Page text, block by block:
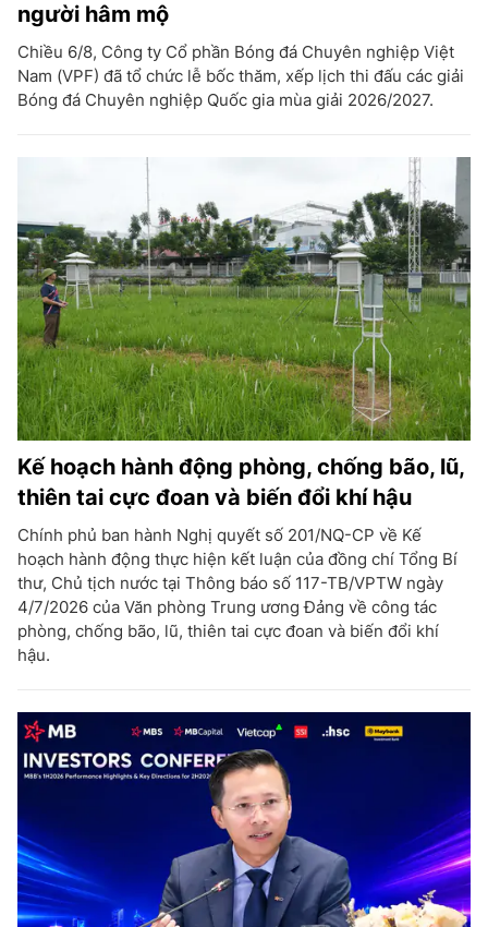
người hâm mộ
Chiều 6/8, Công ty Cổ phần Bóng đá Chuyên nghiệp Việt
Nam (VPF) đã tổ chức lễ bốc thăm, xếp lịch thi đấu các giải
Bóng đá Chuyên nghiệp Quốc gia mùa giải 2026/2027.
Kế hoạch hành động phòng, chống bão, lũ,
thiên tai cực đoan và biến đổi khí hậu
Chính phủ ban hành Nghị quyết số 201/NQ-CP về Kế
hoạch hành động thực hiện kết luận của đồng chí Tổng Bí
thư, Chủ tịch nước tại Thông báo số 117-TB/VPTW ngày
4/7/2026 của Văn phòng Trung ương Đảng về công tác
phòng, chống bão, lũ, thiên tai cực đoan và biến đổi khí
hậu.